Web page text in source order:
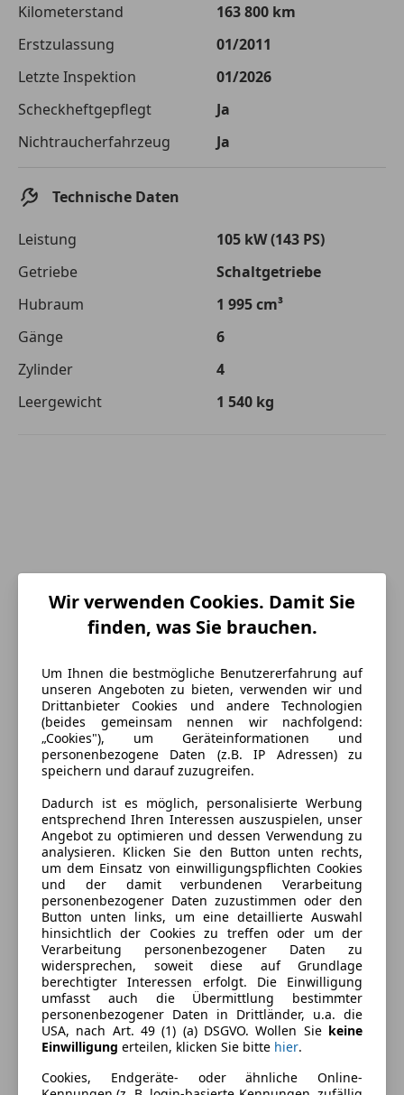
Gültig für Neukunden bei Online-Abschluss. Erfüllung banküblicher
Bonitätskriterien vorausgesetzt.
Jetzt berechnen
Kilometerstand
163 800 km
Erstzulassung
01/2011
Letzte Inspektion
01/2026
Scheckheftgepflegt
Ja
Nichtraucherfahrzeug
Ja
Technische Daten
Leistung
105 kW (143 PS)
Getriebe
Schaltgetriebe
Hubraum
1 995 cm³
Gänge
6
Zylinder
4
Leergewicht
1 540 kg
Energieverbrauch
Kraftstoff
Diesel
Kraftstoffverbrauch
5,70l/100 km (komb.)
CO₂-Emissionen
150 g/km (komb.)
Ausstattung
Komfort
Armlehne
Berganfahrassistent
Einparkhilfe
Einparkhilfe Sensoren hinten
Mehr anzeigen
Farbe und Innenausstattung
Außenfarbe Braun
Wir verwenden Cookies. Damit Sie
finden, was Sie brauchen.
Um Ihnen die bestmögliche Benutzererfahrung auf
unseren Angeboten zu bieten, verwenden wir und
Drittanbieter Cookies und andere Technologien
(beides gemeinsam nennen wir nachfolgend:
„Cookies"), um Geräteinformationen und
personenbezogene Daten (z.B. IP Adressen) zu
speichern und darauf zuzugreifen.
Dadurch ist es möglich, personalisierte Werbung
entsprechend Ihren Interessen auszuspielen, unser
Angebot zu optimieren und dessen Verwendung zu
analysieren. Klicken Sie den Button unten rechts,
um dem Einsatz von einwilligungspflichten Cookies
und der damit verbundenen Verarbeitung
personenbezogener Daten zuzustimmen oder den
Button unten links, um eine detaillierte Auswahl
hinsichtlich der Cookies zu treffen oder um der
Verarbeitung personenbezogener Daten zu
widersprechen, soweit diese auf Grundlage
berechtigter Interessen erfolgt. Die Einwilligung
umfasst auch die Übermittlung bestimmter
personenbezogener Daten in Drittländer, u.a. die
USA, nach Art. 49 (1) (a) DSGVO. Wollen Sie keine
Einwilligung erteilen, klicken Sie bitte hier.
Cookies, Endgeräte- oder ähnliche Online-